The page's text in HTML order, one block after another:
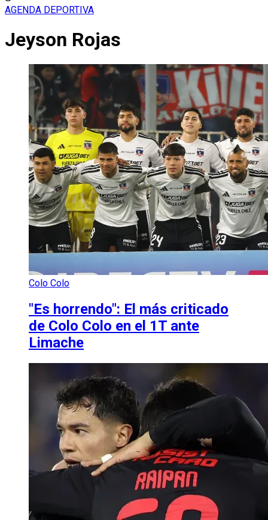
AGENDA DEPORTIVA
Jeyson Rojas
Colo Colo
"Es horrendo": El más criticado
de Colo Colo en el 1T ante
Limache